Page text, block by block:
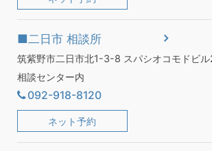
■二日市 相談所
筑紫野市二日市北1-3-8 スパシオコモドビ
相談センター内
092-918-8120
ネット予約